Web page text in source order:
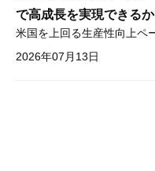
で高成長を実現できるか
2026年07月13日